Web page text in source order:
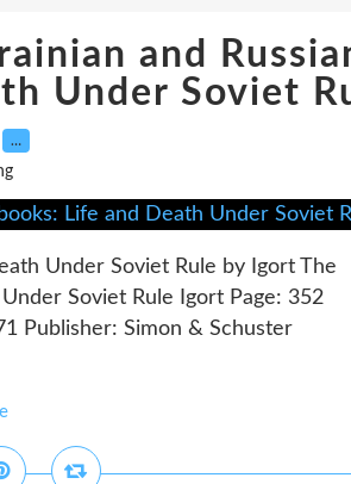
and
Under Soviet
…
Under Soviet Rule by Igort The
Soviet Rule Igort Page: 352
Publisher: Simon & Schuster